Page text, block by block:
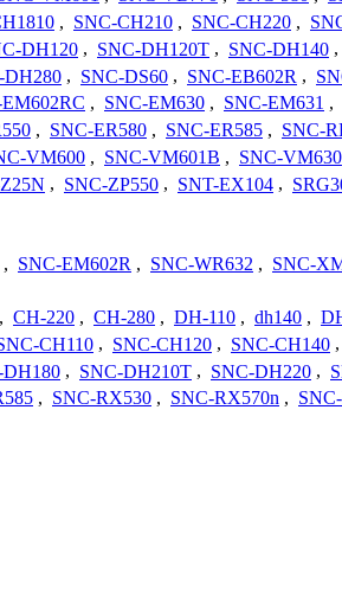
, SNC-CH210 , SNC-CH220 ,
DH120 , SNC-DH120T , SNC-DH140 ,
DH280 , SNC-DS60 , SNC-EB602R ,
, SNC-EM630 , SNC-EM631 ,
, SNC-ER580 , SNC-ER585 , SNC-
VM600 , SNC-VM601B , SNC-VM630
, SNC-ZP550 , SNT-EX104 ,
, SNC-EM602R , SNC-WR632 , SNC-
, CH-220 , CH-280 , DH-110 , dh140 ,
CH110 , SNC-CH120 , SNC-CH140 ,
DH180 , SNC-DH210T , SNC-DH220 ,
, SNC-RX530 , SNC-RX570n ,